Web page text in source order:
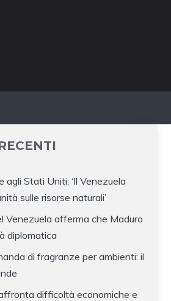
agli Stati Uniti: ‘Il Venezuela
sulle risorse naturali’
Venezuela afferma che Maduro
diplomatica
di fragranze per ambienti: il
difficoltà economiche e